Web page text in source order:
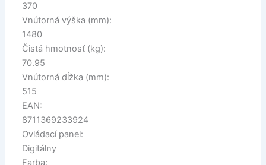
370
Vnútorná výška (mm):
1480
Čistá hmotnosť (kg):
70.95
Vnútorná dĺžka (mm):
515
EAN:
8711369233924
Ovládací panel:
Digitálny
Farba: